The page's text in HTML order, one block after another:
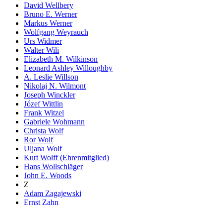
David Wellbery
Bruno E. Werner
Markus Werner
Wolfgang Weyrauch
Urs Widmer
Walter Wili
Elizabeth M. Wilkinson
Leonard Ashley Willoughby
A. Leslie Willson
Nikolaj N. Wilmont
Joseph Winckler
Józef Wittlin
Frank Witzel
Gabriele Wohmann
Christa Wolf
Ror Wolf
Uljana Wolf
Kurt Wolff (Ehrenmitglied)
Hans Wollschläger
John E. Woods
Z
Adam Zagajewski
Ernst Zahn